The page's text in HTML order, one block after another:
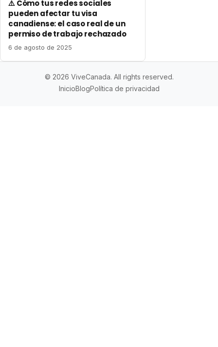
⚠️ Cómo tus redes sociales
pueden afectar tu visa
canadiense: el caso real de un
permiso de trabajo rechazado
6 de agosto de 2025
© 2026 ViveCanada. All rights reserved.
InicioBlogPolítica de privacidad